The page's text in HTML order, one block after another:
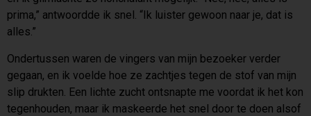
prima,” antwoordde ik snel. “Ik luister gewoon naar je, dat is
alles.”
Ondertussen waren de vingers van mijn bezoeker verder
gegaan, en ik voelde hoe ze zachtjes tegen de stof van mijn
slip drukten. Een lichte zucht ontsnapte me voordat ik het kon
tegenhouden, maar ik maskeerde het snel door te doen alsof